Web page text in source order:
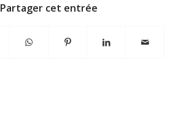
Partager cet entrée